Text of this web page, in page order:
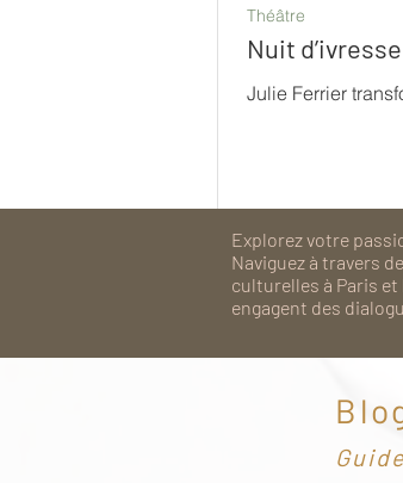
Nuit
Julie Ferrier
Théâtre
Explorez votre
Naviguez à travers
culturelles à Paris
engagent des
G